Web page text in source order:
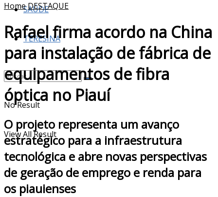
SAÚDE
TERESINA
No Result
View All Result
Home DESTAQUE
Rafael firma acordo na China
para instalação de fábrica de
equipamentos de fibra
óptica no Piauí
O projeto representa um avanço
estratégico para a infraestrutura
tecnológica e abre novas perspectivas
de geração de emprego e renda para
os piauienses